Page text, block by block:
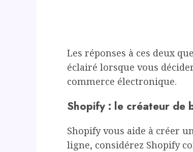
Les réponses à ces deux
éclairé lorsque vous
commerce électronique.
Shopify : le créateur de
Shopify vous aide à créer
ligne, considérez Shopify